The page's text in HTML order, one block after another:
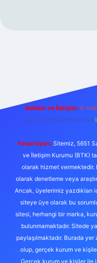
Reklam ve İletişim: E-
forumhizmeti@gmail.com
Yasal Uyarı: Sitemiz, 5651
ve İletişim Kurumu (BTK)
olarak hizmet
olarak denetleme veya
Ancak, üyelerimiz yazdıkları
siteye üye olarak bu
sitesi, herhangi bir marka,
bulunmamaktadır. Sitede
paylaşılmaktadır. Burada
olup, gerçek kurum ve
Gerçek kurum ve kişiler ile